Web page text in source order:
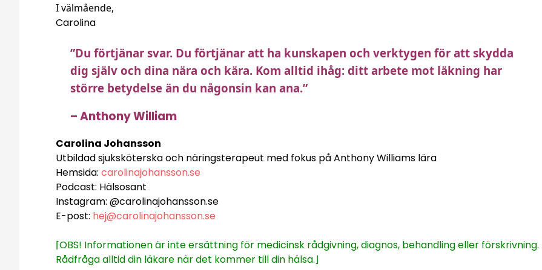
I välmående,
Carolina
”Du förtjänar svar. Du förtjänar att ha kunskapen och verktygen för att skydda
dig själv och dina nära och kära. Kom alltid ihåg: ditt arbete mot läkning har
större betydelse än du någonsin kan ana.”
– Anthony William
Carolina Johansson
Utbildad sjuksköterska och näringsterapeut med fokus på Anthony Williams lära
Hemsida: carolinajohansson.se
Podcast: Hälsosant
Instagram: @carolinajohansson.se
E-post: hej@carolinajohansson.se
⌈OBS! Informationen är inte ersättning för medicinsk rådgivning, diagnos, behandling eller förskrivning.
Rådfråga alltid din läkare när det kommer till din hälsa.⌋